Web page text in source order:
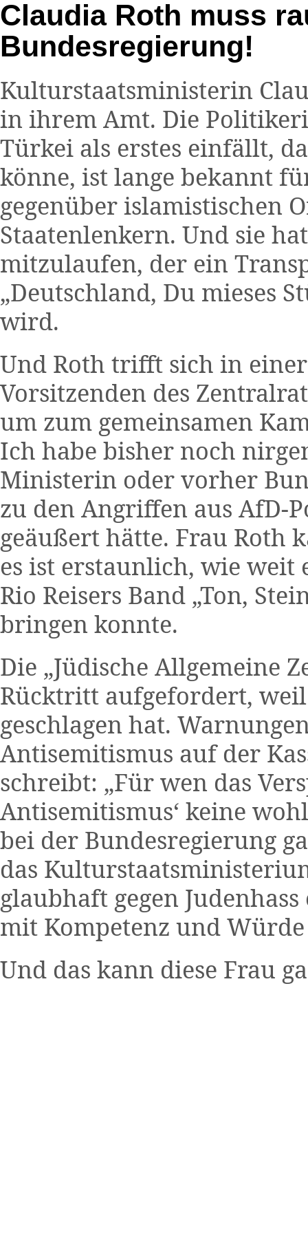
Claudia Roth muss
Bundesregierung!
Kulturstaatsministerin
in ihrem Amt. Die
Türkei als erstes einfällt,
könne, ist lange bekannt
gegenüber islamistischen
Staatenlenkern. Und sie
mitzulaufen, der ein
„Deutschland, Du mieses
wird.
Und Roth trifft sich in
Vorsitzenden des
um zum gemeinsamen
Ich habe bisher noch
Ministerin oder vorher
zu den Angriffen aus AfD-
geäußert hätte. Frau Roth
es ist erstaunlich, wie
Rio Reisers Band „Ton,
bringen konnte.
Die „Jüdische Allgemeine
Rücktritt aufgefordert,
geschlagen hat.
Antisemitismus auf der
schreibt: „Für wen das
Antisemitismus‘ keine
bei der Bundesregierung
das
glaubhaft gegen
mit Kompetenz und
Und das kann diese Frau